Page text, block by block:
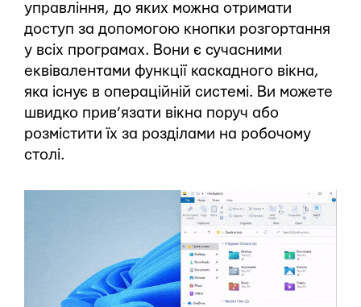
управління, до яких можна отримати
доступ за допомогою кнопки розгортання
у всіх програмах. Вони є сучасними
еквівалентами функції каскадного вікна,
яка існує в операційній системі. Ви можете
швидко прив’язати вікна поруч або
розмістити їх за розділами на робочому
столі.